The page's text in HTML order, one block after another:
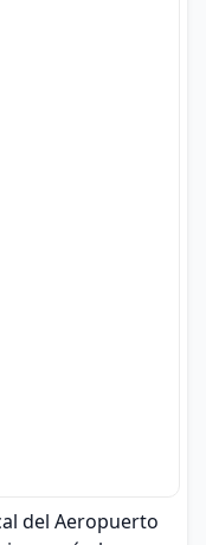
del Aeropuerto